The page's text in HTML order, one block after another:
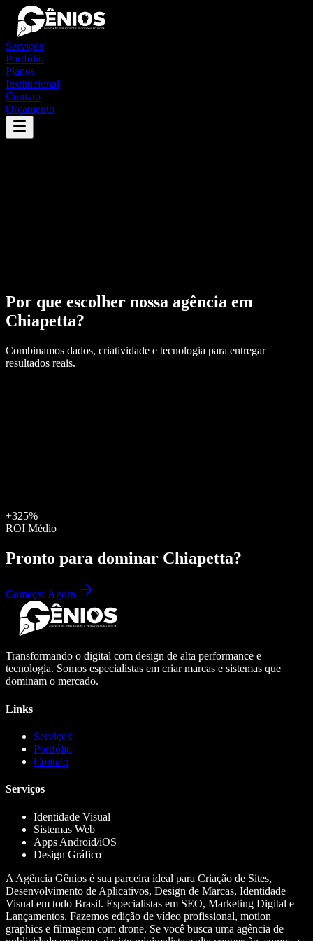
Serviços
Portfólio
Planos
Institucional
Contato
Orçamento
Por que escolher nossa agência em
Chiapetta?
Combinamos dados, criatividade e tecnologia para entregar
resultados reais.
+325%
ROI Médio
Pronto para dominar Chiapetta?
Começar Agora
Transformando o digital com design de alta performance e
tecnologia. Somos especialistas em criar marcas e sistemas que
dominam o mercado.
Links
Serviços
Portfólio
Contato
Serviços
Identidade Visual
Sistemas Web
Apps Android/iOS
Design Gráfico
A Agência Gênios é sua parceira ideal para Criação de Sites,
Desenvolvimento de Aplicativos, Design de Marcas, Identidade
Visual em todo Brasil. Especialistas em SEO, Marketing Digital e
Lançamentos. Fazemos edição de vídeo profissional, motion
graphics e filmagem com drone. Se você busca uma agência de